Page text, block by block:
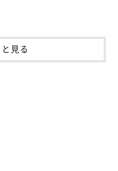
病院で血液検査を受ける
きましょう。
見る